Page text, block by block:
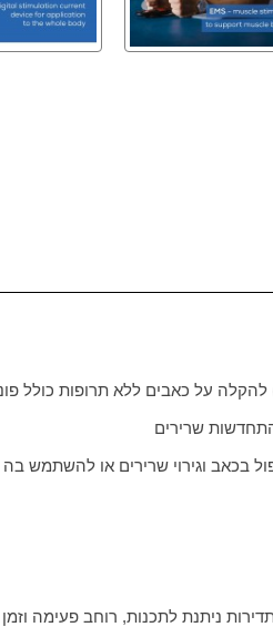
להקלה על כאבים ללא תרופות כולל
שרירים
בכאב וגירוי שרירים או להשתמש בה